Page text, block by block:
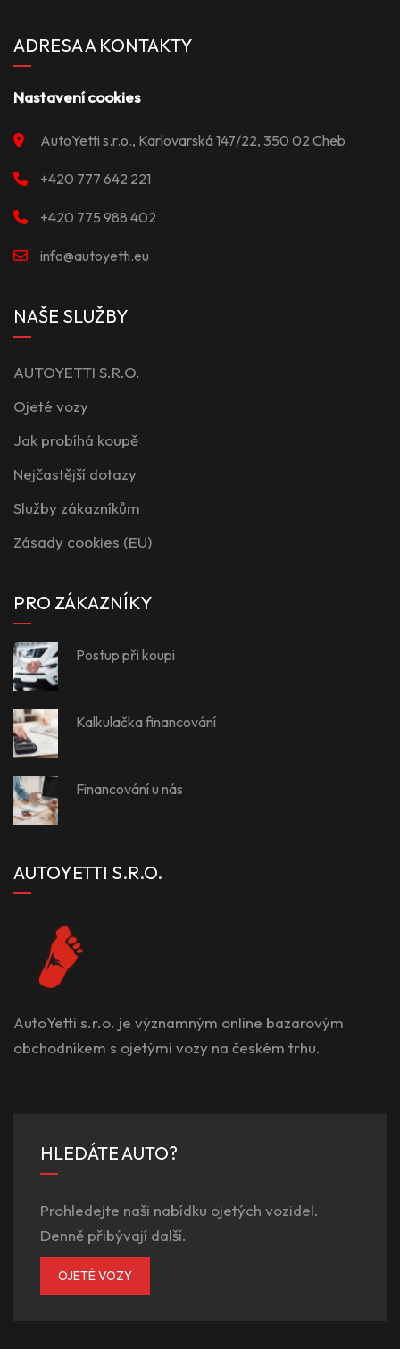
ADRESA A KONTAKTY
Nastavení cookies
AutoYetti s.r.o., Karlovarská 147/22, 350 02 Cheb
+420 777 642 221
+420 775 988 402
info@autoyetti.eu
NAŠE SLUŽBY
AUTOYETTI S.R.O.
Ojeté vozy
Jak probíhá koupě
Nejčastější dotazy
Služby zákazníkům
Zásady cookies (EU)
PRO ZÁKAZNÍKY
Postup při koupi
Kalkulačka financování
Financování u nás
AUTOYETTI S.R.O.
AutoYetti s.r.o. je významným online bazarovým
obchodníkem s ojetými vozy na českém trhu.
HLEDÁTE AUTO?
Prohledejte naši nabídku ojetých vozidel.
Denně přibývají další.
OJETÉ VOZY